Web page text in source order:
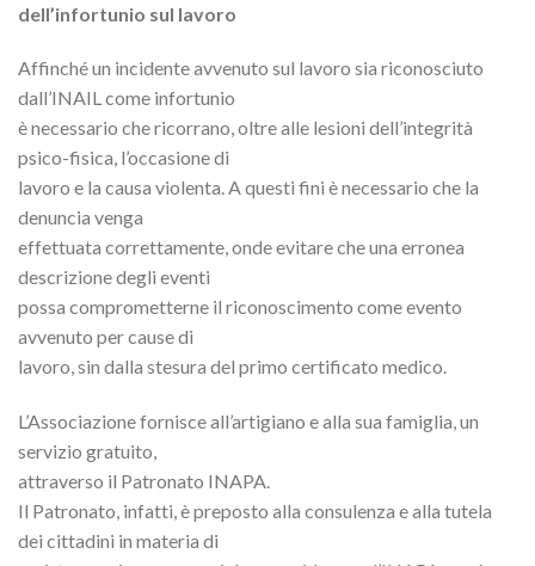
dell’infortunio sul lavoro
Affinché un incidente avvenuto sul lavoro sia riconosciuto
dall’INAIL come infortunio
è necessario che ricorrano, oltre alle lesioni dell’integrità
psico-fisica, l’occasione di
lavoro e la causa violenta. A questi fini è necessario che la
denuncia venga
effettuata correttamente, onde evitare che una erronea
descrizione degli eventi
possa comprometterne il riconoscimento come evento
avvenuto per cause di
lavoro, sin dalla stesura del primo certificato medico.
L’Associazione fornisce all’artigiano e alla sua famiglia, un
servizio gratuito,
attraverso il Patronato INAPA.
Il Patronato, infatti, è preposto alla consulenza e alla tutela
dei cittadini in materia di